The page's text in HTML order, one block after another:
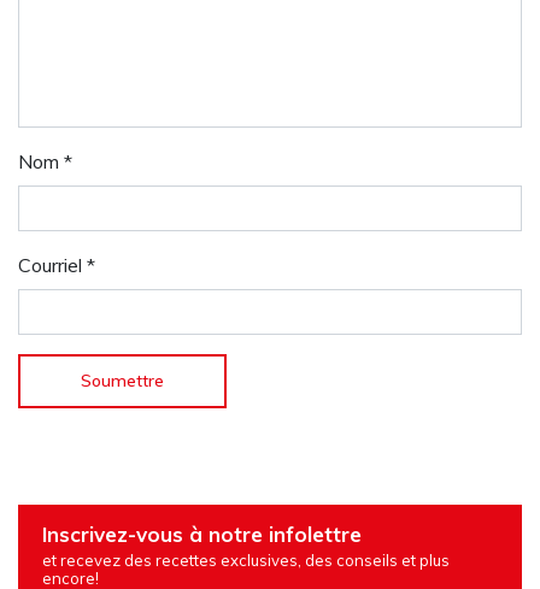
Nom *
Courriel *
Inscrivez-vous à notre infolettre
et recevez des recettes exclusives, des conseils et plus
encore!